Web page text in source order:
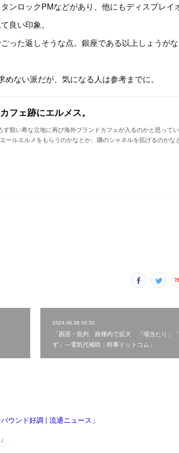
ロックPMなどがあり、他にもディスプレイ
良い印象。
た返しそうな点。銀座である以上しょうがな
ない派だが、気になる人は参考までに。
フェ跡にエルメス。
類い希な立地に再び海外ブランドカフェが入るのかと思って
ールエルメをもらうのかなとか、隣のシャネルを拡げるのかな
2024.06.26 05:33
「困惑・批判、政権内で拡大 「場当たり」
ず」―電気代補助：時事ドットコム」
ウンド好調 | 流通ニュース」